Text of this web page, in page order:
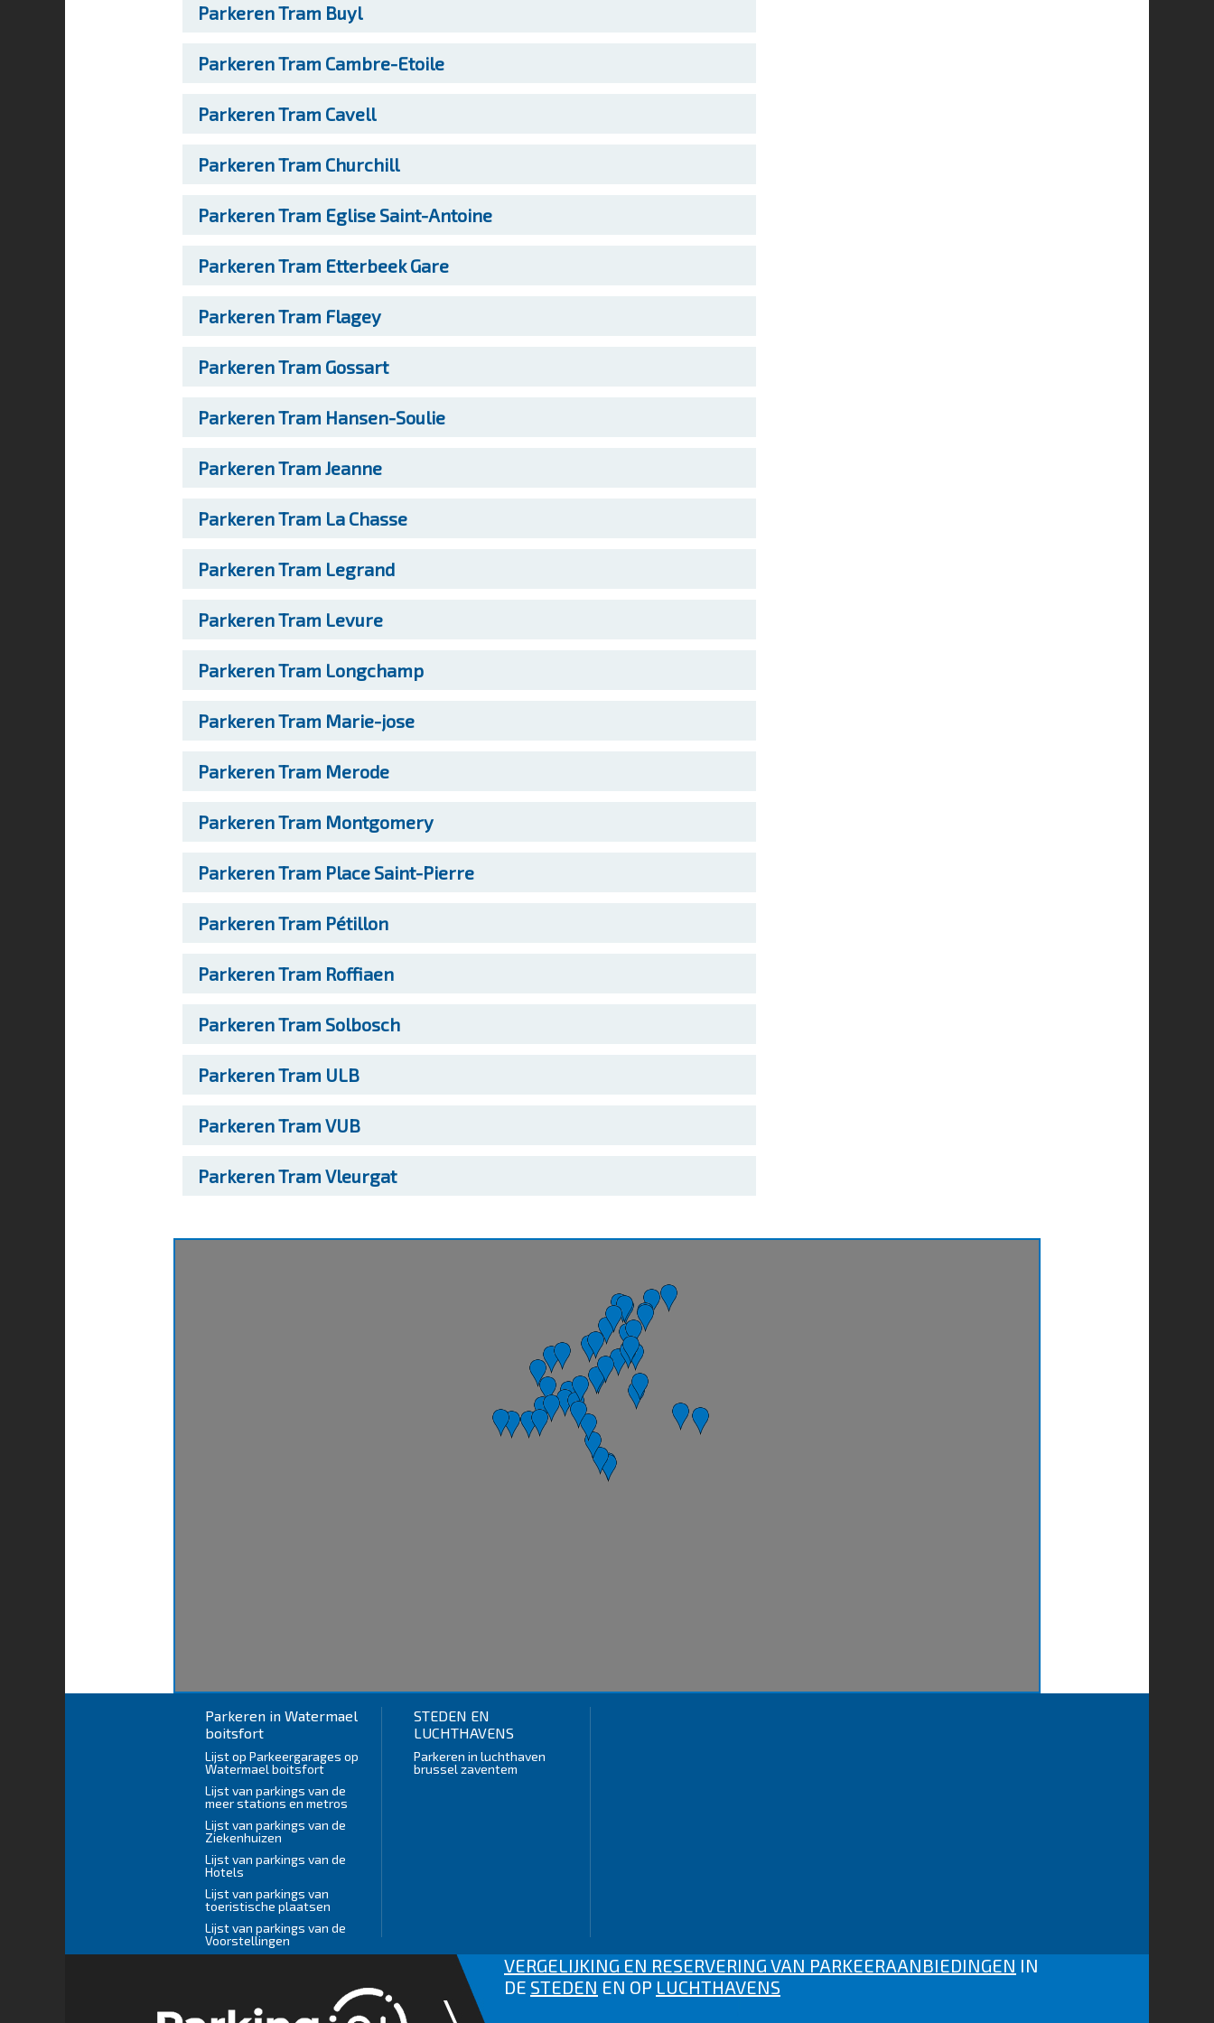
ParkerenTram Buyl
ParkerenTram Cambre-Etoile
ParkerenTram Cavell
ParkerenTram Churchill
ParkerenTram Eglise Saint-Antoine
ParkerenTram Etterbeek Gare
ParkerenTram Flagey
ParkerenTram Gossart
ParkerenTram Hansen-Soulie
ParkerenTram Jeanne
ParkerenTram La Chasse
ParkerenTram Legrand
ParkerenTram Levure
ParkerenTram Longchamp
ParkerenTram Marie-jose
ParkerenTram Merode
ParkerenTram Montgomery
ParkerenTram Place Saint-Pierre
ParkerenTram Pétillon
ParkerenTram Roffiaen
ParkerenTram Solbosch
ParkerenTram ULB
ParkerenTram VUB
ParkerenTram Vleurgat
Parkeren in Watermael
boitsfort
Lijst op Parkeergarages op
Watermael boitsfort
Lijst van parkings van de
meer stations en metros
Lijst van parkings van de
Ziekenhuizen
Lijst van parkings van de
Hotels
Lijst van parkings van
toeristische plaatsen
Lijst van parkings van de
Voorstellingen
STEDEN EN
LUCHTHAVENS
Parkeren in luchthaven
brussel zaventem
VERGELIJKING EN RESERVERING VAN PARKEERAANBIEDINGEN IN
DE STEDEN EN OP LUCHTHAVENS